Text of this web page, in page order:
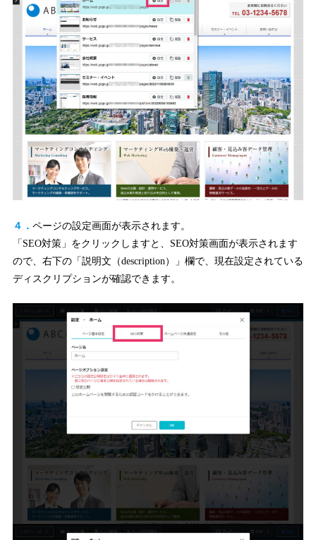
４． ページの設定画面が表示されます。
「SEO対策」をクリックしますと、SEO対策画面が表示されます
ので、右下の「説明文（description）」欄で、現在設定されている
ディスクリプションが確認できます。